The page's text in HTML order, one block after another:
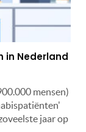
in Nederland
mensen)
jaar op